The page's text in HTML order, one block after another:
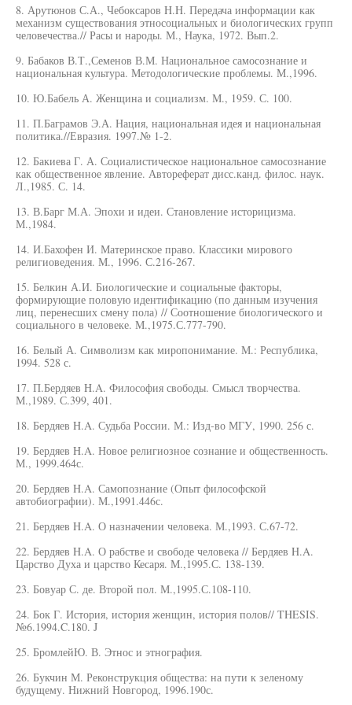
8. Арутюнов С.А., Чебоксаров H.H. Передача информации как
механизм существования этносоциальных и биологических групп
человечества.// Расы и народы. М., Наука, 1972. Вып.2.
9. Бабаков В.Т.,Семенов В.М. Национальное самосознание и
национальная культура. Методологические проблемы. М.,1996.
10. Ю.Бабель А. Женщина и социализм. М., 1959. С. 100.
11. П.Баграмов Э.А. Нация, национальная идея и национальная
политика.//Евразия. 1997.№ 1-2.
12. Бакиева Г. А. Социалистическое национальное самосознание
как общественное явление. Автореферат дисс.канд. филос. наук.
Л.,1985. С. 14.
13. В.Барг М.А. Эпохи и идеи. Становление историцизма.
М.,1984.
14. И.Бахофен И. Материнское право. Классики мирового
религиоведения. М., 1996. С.216-267.
15. Белкин А.И. Биологические и социальные факторы,
формирующие половую идентификацию (по данным изучения
лиц, перенесших смену пола) // Соотношение биологического и
социального в человеке. М.,1975.С.777-790.
16. Белый А. Символизм как миропонимание. М.: Республика,
1994. 528 с.
17. П.Бердяев H.A. Философия свободы. Смысл творчества.
М.,1989. С.399, 401.
18. Бердяев H.A. Судьба России. М.: Изд-во МГУ, 1990. 256 с.
19. Бердяев H.A. Новое религиозное сознание и общественность.
М., 1999.464с.
20. Бердяев H.A. Самопознание (Опыт философской
автобиографии). М.,1991.446с.
21. Бердяев H.A. О назначении человека. М.,1993. С.67-72.
22. Бердяев H.A. О рабстве и свободе человека // Бердяев H.A.
Царство Духа и царство Кесаря. М.,1995.С. 138-139.
23. Бовуар С. де. Второй пол. М.,1995.С.108-110.
24. Бок Г. История, история женщин, история полов// THESIS.
№6.1994.C.180. J
25. БромлейЮ. В. Этнос и этнография.
26. Букчин М. Реконструкция общества: на пути к зеленому
будущему. Нижний Новгород, 1996.190с.